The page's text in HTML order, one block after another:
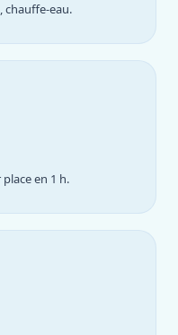
chauffe-eau.
en 1 h.